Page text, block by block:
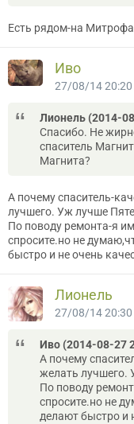
Есть рядом-на
Иво
27/08/14 20:20
Лионель (2014-
Спасибо. Не
спаситель
Магнита?
А почему спаситель-
лучшего. Уж лучше
По поводу ремонта-я
спросите.но не
быстро и не очень
Лионель
27/08/14 20:30
Иво (2014-08-27
А почему
желать лучшего.
По поводу
спросите.но не
делают быстро и